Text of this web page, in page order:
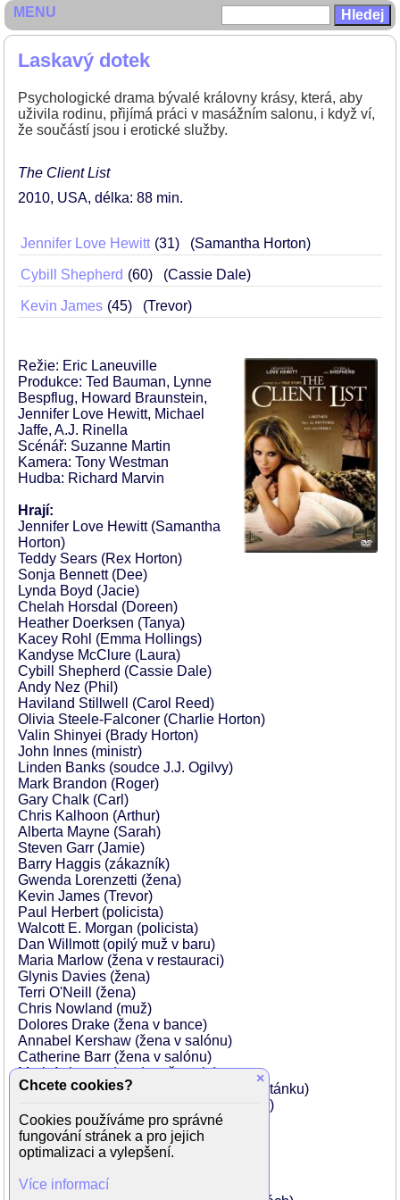
Laskavý dotek
Psychologické drama bývalé královny krásy, která, aby
uživila rodinu, přijímá práci v masážním salonu, i když ví,
že součástí jsou i erotické služby.
The Client List
2010 USA délka: 88 min
Jennifer Love Hewitt 31 (Samantha Horton)
Cybill Shepherd 60 (Cassie Dale)
Kevin James 45 (Trevor)
Režie: Eric Laneuville
Produkce: Ted Bauman, Lynne
Bespflug, Howard Braunstein,
Jennifer Love Hewitt, Michael
Jaffe, A.J. Rinella
Scénář: Suzanne Martin
Kamera: Tony Westman
Hudba: Richard Marvin
Hrají:
Jennifer Love Hewitt (Samantha
Horton)
Teddy Sears (Rex Horton)
Sonja Bennett (Dee)
Lynda Boyd (Jacie)
Chelah Horsdal (Doreen)
Heather Doerksen (Tanya)
Kacey Rohl (Emma Hollings)
Kandyse McClure (Laura)
Cybill Shepherd (Cassie Dale)
Andy Nez (Phil)
Haviland Stillwell (Carol Reed)
Olivia Steele-Falconer (Charlie Horton)
Valin Shinyei (Brady Horton)
John Innes (ministr)
Linden Banks (soudce J.J. Ogilvy)
Mark Brandon (Roger)
Gary Chalk (Carl)
Chris Kalhoon (Arthur)
Alberta Mayne (Sarah)
Steven Garr (Jamie)
Barry Haggis (zákazník)
Gwenda Lorenzetti (žena)
Kevin James (Trevor)
Paul Herbert (policista)
Walcott E. Morgan (policista)
Dan Willmott (opilý muž v baru)
Maria Marlow (žena v restauraci)
Glynis Davies (žena)
Terri O'Neill (žena)
Chris Nowland (muž)
Dolores Drake (žena v bance)
Annabel Kershaw (žena v salónu)
Catherine Barr (žena v salónu)
Mark Acheson (prodavač novin)
Kelly-Ruth Mercier (žena v novinovém stánku)
Donna Lysell (žena v novinovém stánku)
Forbes Angus (barman)
David Beairsto (Gary)
Darren Daurie (muž)
Luisa Jojic (Church Lady)
MENU
×
Chcete cookies?
Cookies používáme pro správné
fungování stránek a pro jejich
optimalizaci a vylepšení.
Více informací